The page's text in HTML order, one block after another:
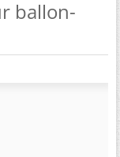
ballon-